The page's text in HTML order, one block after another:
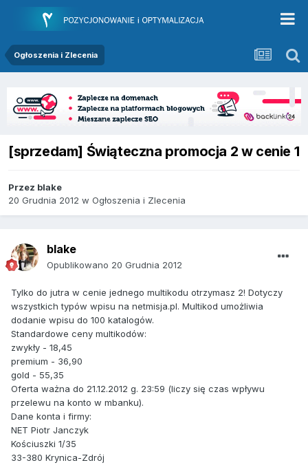
Ogłoszenia i Zlecenia
[sprzedam] Świąteczna promocja 2 w cenie 1
Przez blake
20 Grudnia 2012 w Ogłoszenia i Zlecenia
blake
Opublikowano 20 Grudnia 2012
Tylko do jutra w cenie jednego multikodu otrzymasz 2! Dotyczy
wszystkich typów wpisu na netmisja.pl. Multikod umożliwia
dodanie wpisu do 100 katalogów.
Standardowe ceny multikodów:
zwykły - 18,45
premium - 36,90
gold - 55,35
Oferta ważna do 21.12.2012 g. 23:59 (liczy się czas wpływu
przelewu na konto w mbanku).
Dane konta i firmy:
NET Piotr Janczyk
Kościuszki 1/35
33-380 Krynica-Zdrój